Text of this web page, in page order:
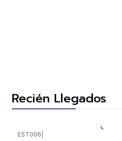
Recién Llegados
EST006